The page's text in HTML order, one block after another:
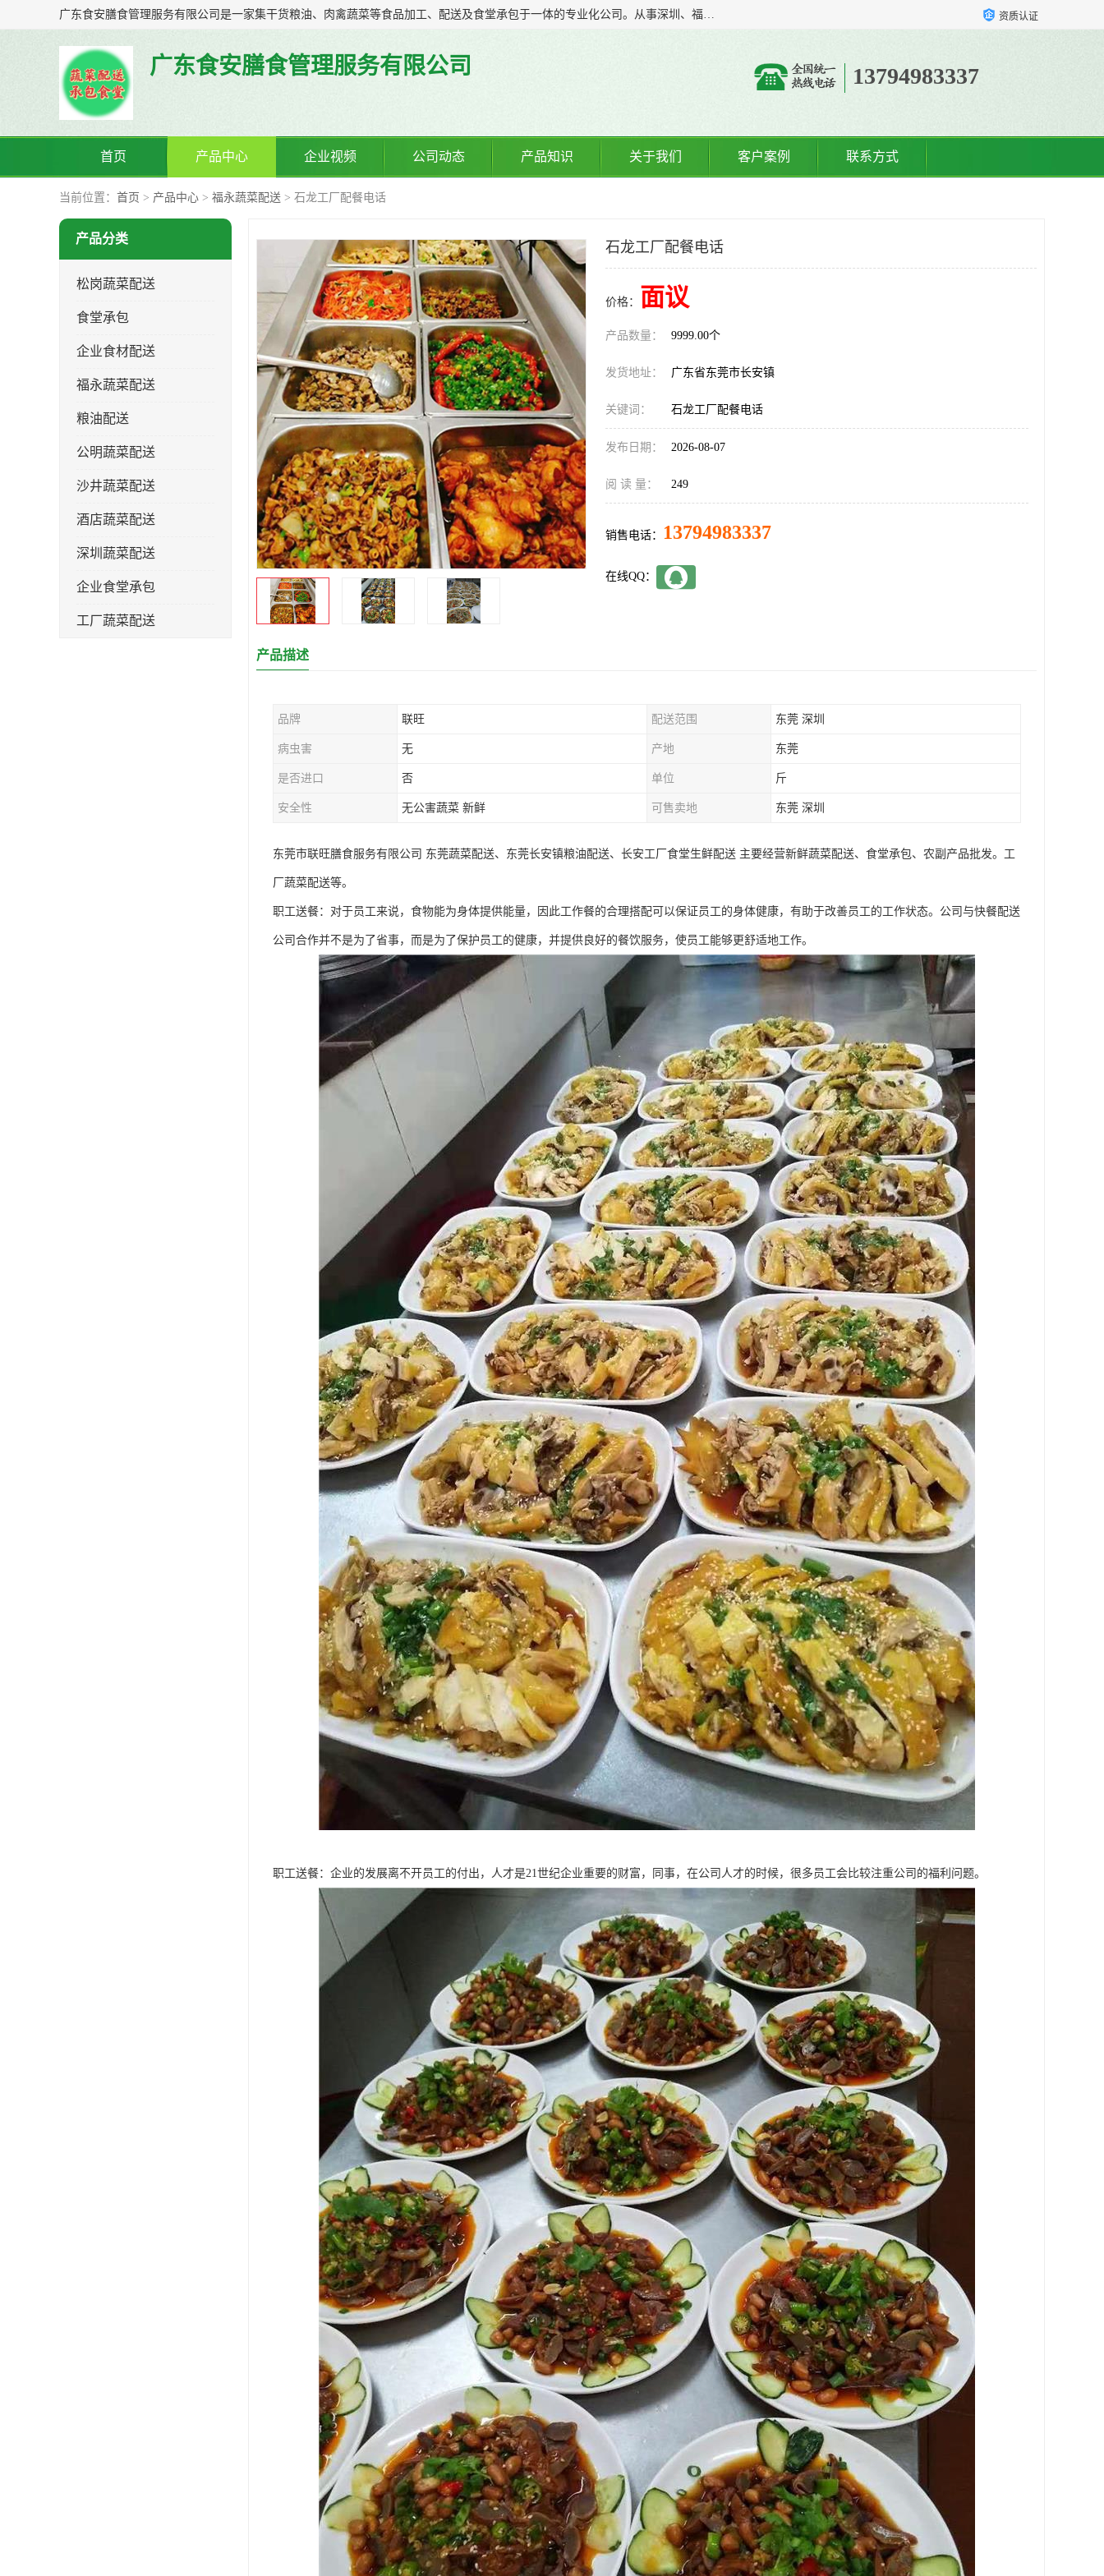
广东食安膳食管理服务有限公司是一家集干货粮油、肉禽蔬菜等食品加工、配送及食堂承包于一体的专业化公司。从事深圳、福永、公明、沙井、松岗等地区的蔬菜配送服务。 专业的服务队伍，以及完善的服务机制，经过多年的努力拼搏，赢得了广大客户的信赖和支持。 资质认证
广东食安膳食管理服务有限公司 13794983337
首页 产品中心 企业视频 公司动态 产品知识 关于我们 客户案例 联系方式
当前位置： 首页 > 产品中心 > 福永蔬菜配送 > 石龙工厂配餐电话
产品分类
松岗蔬菜配送
食堂承包
企业食材配送
福永蔬菜配送
粮油配送
公明蔬菜配送
沙井蔬菜配送
酒店蔬菜配送
深圳蔬菜配送
企业食堂承包
工厂蔬菜配送
石龙工厂配餐电话
价格： 面议
产品数量： 9999.00个
发货地址： 广东省东莞市长安镇
关键词： 石龙工厂配餐电话
发布日期： 2026-08-07
阅 读 量： 249
销售电话： 13794983337
在线QQ：
产品描述
品牌 联旺 配送范围 东莞 深圳
病虫害 无 产地 东莞
是否进口 否 单位 斤
安全性 无公害蔬菜 新鲜 可售卖地 东莞 深圳
东莞市联旺膳食服务有限公司 东莞蔬菜配送、东莞长安镇粮油配送、长安工厂食堂生鲜配送 主要经营新鲜蔬菜配送、食堂承包、农副产品批发。工
厂蔬菜配送等。
职工送餐：对于员工来说，食物能为身体提供能量，因此工作餐的合理搭配可以保证员工的身体健康，有助于改善员工的工作状态。公司与快餐配送
公司合作并不是为了省事，而是为了保护员工的健康，并提供良好的餐饮服务，使员工能够更舒适地工作。
职工送餐：企业的发展离不开员工的付出，人才是21世纪企业重要的财富，同事，在公司人才的时候，很多员工会比较注重公司的福利问题。